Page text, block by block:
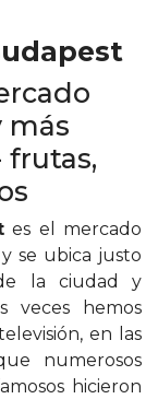
más
es el mercado
se ubica justo
la ciudad y
veces hemos
en las
numerosos
hicieron